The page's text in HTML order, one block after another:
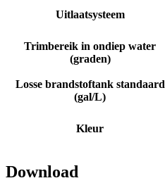
Uitlaatsysteem
Trimbereik in ondiep water
(graden)
Losse brandstoftank standaard
(gal/L)
Kleur
Download